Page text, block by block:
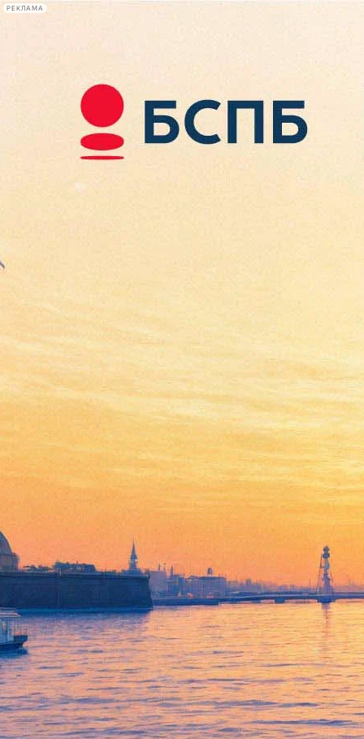
РЕКЛАМА
Сегодня:
2026.08.09
15:54
Афиша Plus
“Лики современного
пианизма” пройдет на второй
сцене Мариинского театра